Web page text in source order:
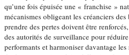
qu’une fois épuisée une « franchise »
mécanismes obligeant les créanciers
prendre des pertes doivent être
des autorités de surveillance pour
performants et harmoniser davantage